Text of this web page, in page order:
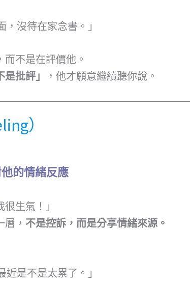
，沒待在家念書。」
不是在評價他。
批評」
，他才願意繼續聽你說。
）
的情緒反應
生氣！」
， 不是控訴，而是分享情緒來源。
近是不是太累了。」